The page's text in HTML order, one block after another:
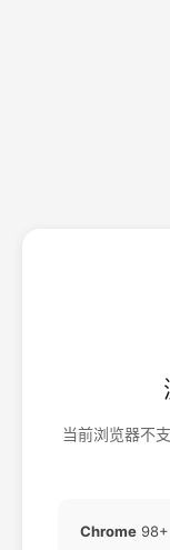
当前浏览器不
Chrome 98+